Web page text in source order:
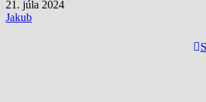
21. júla 2024
Jakub